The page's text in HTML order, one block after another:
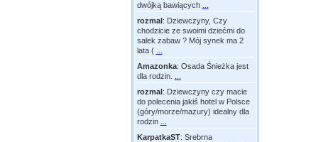
dwójką bawiących
rozmal: Dziewczyny, Czy
chodzicie ze swoimi dziećmi do
salek zabaw ? Mój synek ma 2
lata (
Amazonka: Osada Śnieżka jest
dla rodzin.
rozmal: Dziewczyny czy macie
do polecenia jakiś hotel w Polsce
(góry/morze/mazury) idealny dla
rodzin
KarpatkaST: Srebrna